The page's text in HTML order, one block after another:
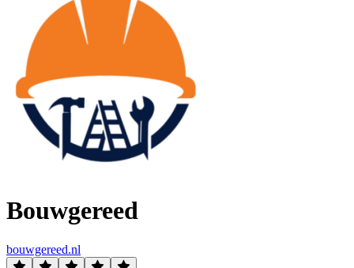
Bouwgereed
bouwgereed.nl